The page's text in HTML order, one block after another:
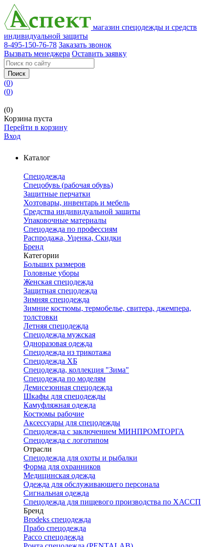
магазин спецодежды и средств
индивидуальной защиты
8-495-150-76-78 Заказать звонок
Вызвать менеджера Оставить заявку
Поиск
(0)
(0)
(0)
Корзина пуста
Перейти в корзину
Вход
Каталог
Спецодежда
Спецобувь (рабочая обувь)
Защитные перчатки
Хозтовары, инвентарь и мебель
Средства индивидуальной защиты
Упаковочные материалы
Спецодежда по профессиям
Распродажа, Уценка, Скидки
Бренд
Категории
Больших размеров
Головные уборы
Женская спецодежда
Защитная спецодежда
Зимняя спецодежда
Зимние костюмы, термобелье, свитера, джемпера,
толстовки
Летняя спецодежда
Спецодежда мужская
Одноразовая одежда
Спецодежда из трикотажа
Спецодежда ХБ
Спецодежда, коллекция "Зима"
Спецодежда по моделям
Демисезонная спецодежда
Шкафы для спецодежды
Камуфляжная одежда
Костюмы рабочие
Аксессуары для спецодежды
Спецодежда с заключением МИНПРОМТОРГА
Спецодежда с логотипом
Отрасли
Спецодежда для охоты и рыбалки
Форма для охранников
Медицинская одежда
Одежда для обслуживающего персонала
Сигнальная одежда
Спецодежда для пищевого производства по ХАССП
Бренд
Brodeks спецодежда
Прабо спецодежда
Рассо спецодежда